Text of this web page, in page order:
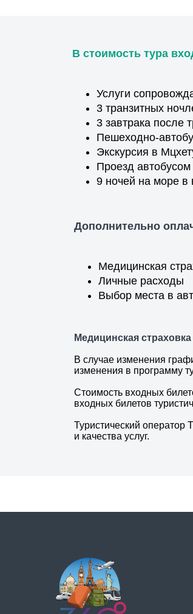
Медицинская
В случае изменения
изменения в программу
Стоимость входных
входных билетов
Туристический оператор
и качества услуг.
Дополнительно
Медицинская
Личные расходы
Выбор места в
В стоимость тура
Услуги
3 транзитных
3 завтрака после
Пешеходно-
Экскурсия в
Проезд автобусом
9 ночей на море в